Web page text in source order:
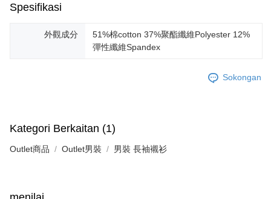
Spesifikasi
外觀成分
51%棉cotton 37%聚酯纖維Polyester 12%
彈性纖維Spandex
Sokongan
Kategori Berkaitan (1)
Outlet商品 Outlet男裝 男裝 長袖襯衫